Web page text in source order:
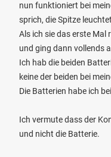
nun funktioniert bei
sprich, die Spitze
Als ich sie das erste Mal
und ging dann vollends
Ich hab die beiden
keine der beiden bei
Die Batterien habe ich
Ich vermute dass der
und nicht die Batterie.